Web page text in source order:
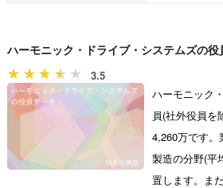
ハーモニック・ドライブ・システムズの
3.5
ハーモニック
員(社外役員を
4,260万です。
製造の分野(平
置します。ま